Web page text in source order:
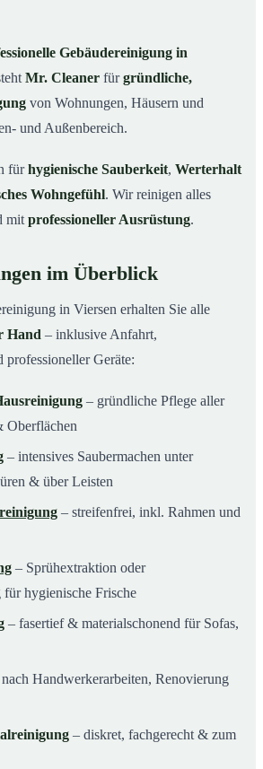
ab
für eine Gebäudereinigung
in Viersen – Profis im Einsatz
Gebäudereinigung in
Mr. Cleaner fürgründliche,
von Wohnungen, Häusern und
und Außenbereich.
fürhygienische Sauberkeit, Werterhalt
Wohngefühl. Wir reinigen alles
mit professioneller Ausrüstung.
im Überblick
in Viersen erhalten Sie alle
Hand – inklusive Anfahrt,
Geräte:
– gründliche Pflege aller
Oberflächen
– intensives Saubermachen unter
& über Leisten
– streifenfrei, inkl. Rahmen und
– Sprühextraktion oder
für hygienische Frische
– fasertief & materialschonend für Sofas,
Handwerkerarbeiten, Renovierung
– diskret, fachgerecht & zum